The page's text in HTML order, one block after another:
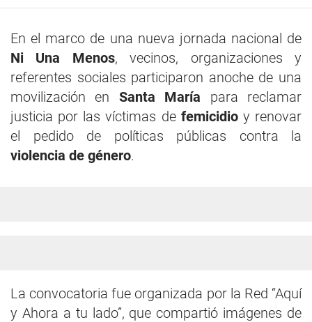
En el marco de una nueva jornada nacional de
Ni Una Menos, vecinos, organizaciones y
referentes sociales participaron anoche de una
movilización en Santa María para reclamar
justicia por las víctimas defemicidioy renovar
el pedido de políticas públicas contra la
violencia de género.
La convocatoria fue organizada por la Red “Aquí
y Ahora a tu lado”, que compartió imágenes de